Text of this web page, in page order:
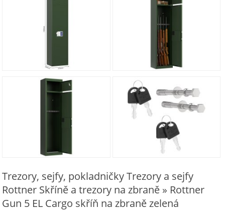
Trezory, sejfy, pokladničky Trezory a sejfy
Rottner Skříně a trezory na zbraně » Rottner
Gun 5 EL Cargo skříň na zbraně zelená